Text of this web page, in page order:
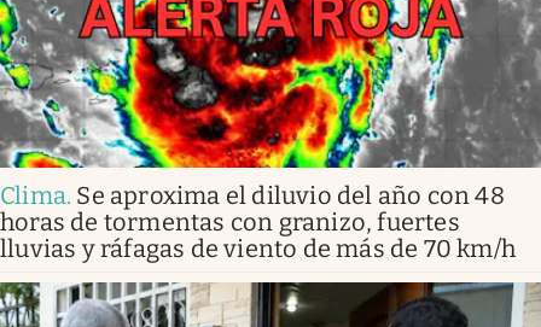
Clima. Se aproxima el diluvio del año con 48
horas de tormentas con granizo, fuertes
lluvias y ráfagas de viento de más de 70 km/h